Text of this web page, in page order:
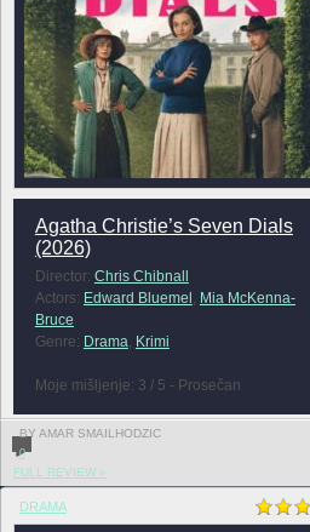
Agatha Christie’s Seven Dials
(2026)
Director: Chris Chibnall
Actors: Edward Bluemel , Mia McKenna-
Bruce
Genre: Drama, Krimi
Moje mišljenje: 3 / 5 - Prosečan
BY AMAR SMAILHODZIC
0
FULL REVIEW »
DRAMA